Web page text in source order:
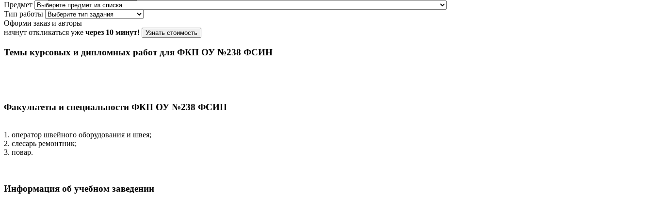
Предмет
Тип работы
Оформи заказ и авторы
начнут откликаться уже через 10 минут! Узнать стоимость
Темы курсовых и дипломных работ для ФКП ОУ №238 ФСИН
Факультеты и специальности ФКП ОУ №238 ФСИН
1. оператор швейного оборудования и швея;
2. слесарь ремонтник;
3. повар.
Информация об учебном заведении